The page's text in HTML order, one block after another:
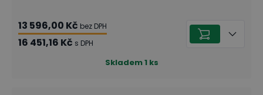
13 596,00 Kč bez DPH
16 451,16 Kč s DPH
Skladem1 ks